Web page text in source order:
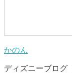
かのん
ディズニーブログ